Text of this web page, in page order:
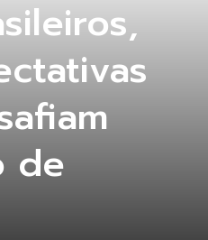
de